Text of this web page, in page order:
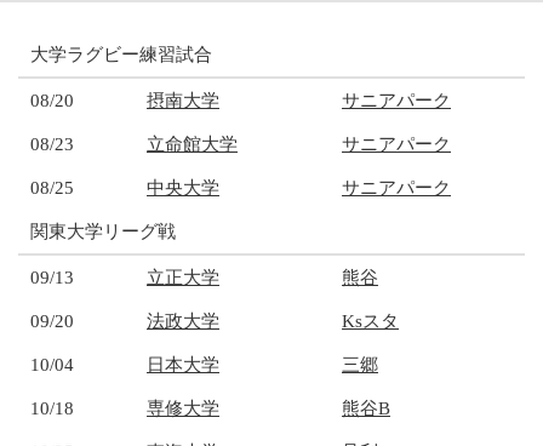
大学ラグビー練習試合
08/20 摂南大学 サニアパーク
08/23 立命館大学 サニアパーク
08/25 中央大学 サニアパーク
関東大学リーグ戦
09/13 立正大学 熊谷
09/20 法政大学 Ksスタ
10/04 日本大学 三郷
10/18 専修大学 熊谷B